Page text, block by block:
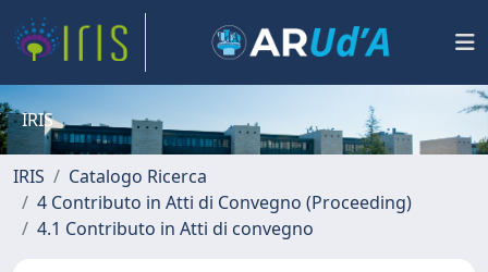
IRIS
IRIS
Catalogo Ricerca
4 Contributo in Atti di Convegno (Proceeding)
4.1 Contributo in Atti di convegno